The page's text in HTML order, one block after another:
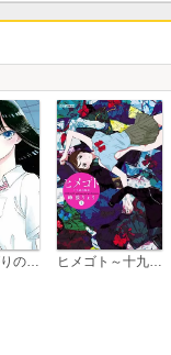
ヒメゴト～十九歳の制服～